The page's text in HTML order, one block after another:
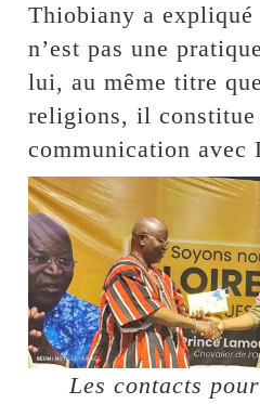
Thiobiany a expliqué
n’est pas une
lui, au même titre
religions, il constitue
communication avec
Les contacts